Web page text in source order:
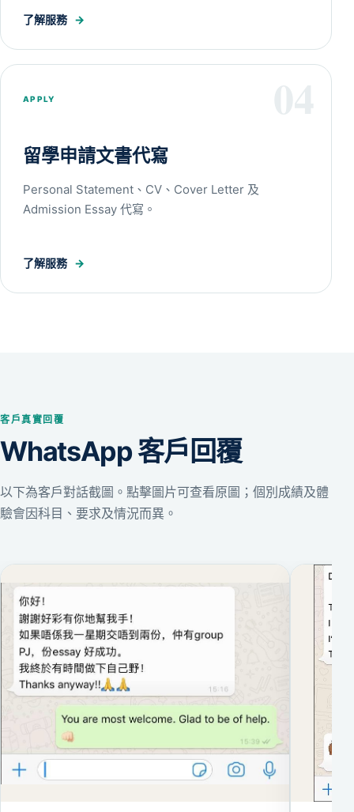
了解服務 →
APPLY
留學申請文書代寫
Personal Statement、CV、Cover Letter 及
Admission Essay 代寫。
了解服務 →
客戶真實回覆
WhatsApp 客戶回覆
以下為客戶對話截圖。點擊圖片可查看原圖；個別成績及體
驗會因科目、要求及情況而異。